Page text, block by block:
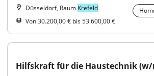
Düsseldorf, Raum Krefeld
Von 30.200,00 € bis 53.600,00 €
Hilfskraft für die Haustechnik